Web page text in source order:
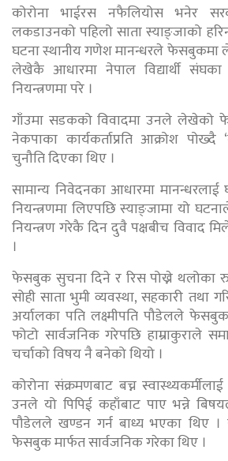
कोरोना भाईरस नफैलियोस भनेर
लकडाउनको पहिलो साता स्याङ्जाको
घटना स्थानीय गणेश मानन्धरले फेसबुकमा
लेखेकै आधारमा नेपाल विद्यार्थी संघका
नियन्त्रणमा परे ।
गाँउमा सडकको विवादमा उनले लेखेको
नेकपाका कार्यकर्ताप्रति आक्रोश पोख्दै
चुनौति दिएका थिए ।
सामान्य निवेदनका आधारमा
नियन्त्रणमा लिएपछि स्याङ्जामा यो
नियन्त्रण गरेकै दिन दुवै पक्षबीच विवाद
।
फेसबुक सुचना दिने र रिस पोख्ने थलोका
सोही साता भुमी व्यवस्था, सहकारी तथा
अर्यालका पति लक्ष्मीपति पौडेलले
फोटो सार्वजनिक गरेपछि हाम्राकुराले
चर्चाको विषय नै बनेको थियो ।
कोरोना संक्रमणबाट बच्न
उनले यो पिपिई कहाँबाट पाए भन्ने
पौडेलले खण्डन गर्न बाध्य भएका थिए ।
फेसबुक मार्फत सार्वजनिक गरेका थिए ।